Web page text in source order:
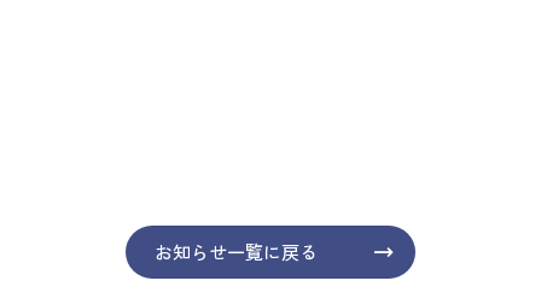
お知らせ一覧に戻る